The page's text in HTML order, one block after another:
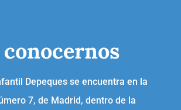
conocernos
Depeques se encuentra en la
7, de Madrid, dentro de la